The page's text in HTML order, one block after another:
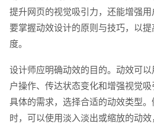
提升网页的视觉吸引力，还能增强
要掌握动效设计的原则与技巧，以
度。
设计师应明确动效的目的。动效可
户操作、传达状态变化和增强视觉
具体的需求，选择合适的动效类型
时，可以使用淡入淡出或缩放的动效